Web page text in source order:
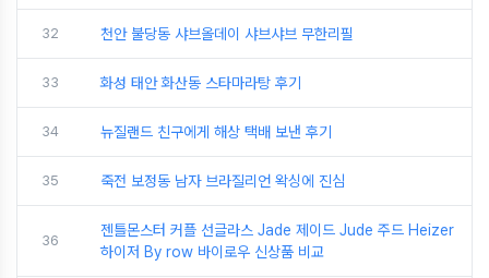
32 천안 불당동 샤브올데이 샤브샤브 무한리필
33 화성 태안 화산동 스타마라탕 후기
34 뉴질랜드 친구에게 해상 택배 보낸 후기
35 죽전 보정동 남자 브라질리언 왁싱에 진심
36
젠틀몬스터 커플 선글라스 Jade 제이드 Jude 주드 Heizer
하이저 By row 바이로우 신상품 비교